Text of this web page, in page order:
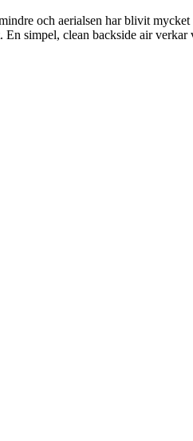
och aerialsen har blivit
simpel, clean backside air verkar